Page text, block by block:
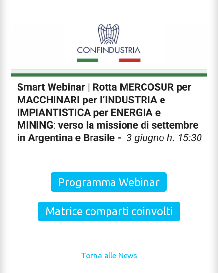
Programma Webinar
Matrice comparti coinvolti
Torna alle News